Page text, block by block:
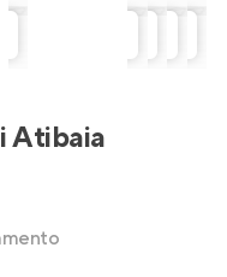
Atibaia